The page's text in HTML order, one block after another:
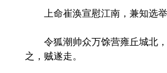
上命崔涣宣慰江南，兼知选举
令狐潮帅众万馀营雍丘城北，
之，贼遂走。